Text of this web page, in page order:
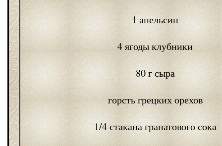
1 апельсин
4 ягоды клубники
80 г сыра
горсть грецких орехов
1/4 стакана гранатового сока